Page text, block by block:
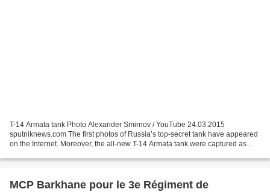
T-14 Armata tank Photo Alexander Smirnov / YouTube 24.03.2015
sputniknews.com The first photos of Russia’s top-secret tank have appeared
on the Internet. Moreover, the all-new T-14 Armata tank were captured as
MCP Barkhane pour le 3e Régiment de